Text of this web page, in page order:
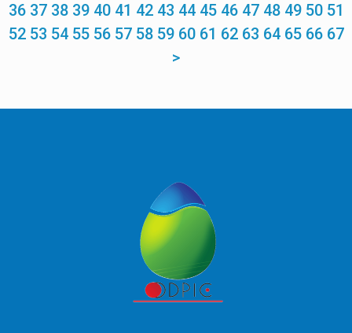
36 37 38 39 40 41 42 43 44 45 46 47 48 49 50 51
52 53 54 55 56 57 58 59 60 61 62 63 64 65 66 67
>